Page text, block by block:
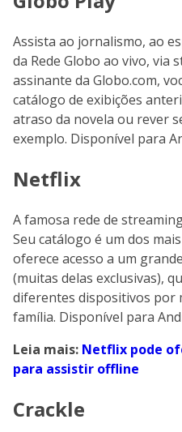
Assista ao jornalismo, ao
da Rede Globo ao vivo, via
assinante da Globo.com,
catálogo de exibições
atraso da novela ou rever
exemplo. Disponível para
Netflix
A famosa rede de
Seu catálogo é um dos
oferece acesso a um
(muitas delas exclusivas),
diferentes dispositivos por
família. Disponível para
Leia mais: Netflix pode
para assistir offline
Crackle